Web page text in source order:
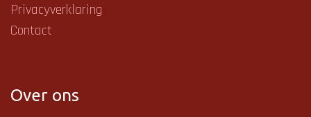
Privacyverklaring
Contact
Over ons